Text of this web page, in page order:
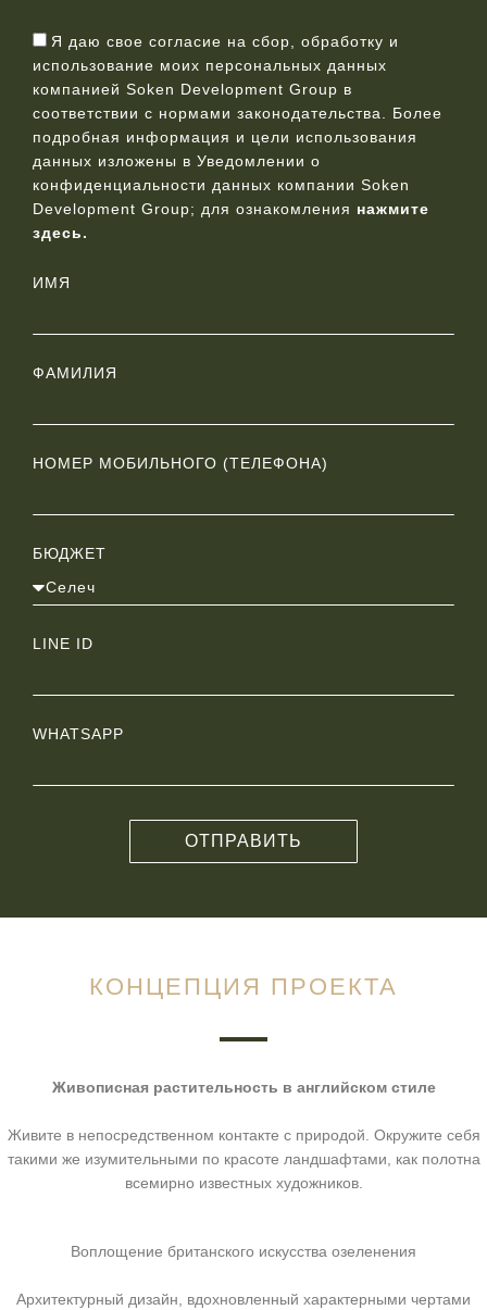
Я даю свое согласие на сбор, обработку и
использование моих персональных данных
компанией Soken Development Group в
соответствии с нормами законодательства. Более
подробная информация и цели использования
данных изложены в Уведомлении о
конфиденциальности данных компании Soken
Development Group; для ознакомления нажмите
здесь.
ИМЯ
ФАМИЛИЯ
НОМЕР МОБИЛЬНОГО (ТЕЛЕФОНА)
БЮДЖЕТ
LINE ID
WHATSAPP
ОТПРАВИТЬ
КОНЦЕПЦИЯ ПРОЕКТА
Живописная растительность в английском стиле
Живите в непосредственном контакте с природой. Окружите себя
такими же изумительными по красоте ландшафтами, как полотна
всемирно известных художников.
Воплощение британского искусства озеленения
Архитектурный дизайн, вдохновленный характерными чертами